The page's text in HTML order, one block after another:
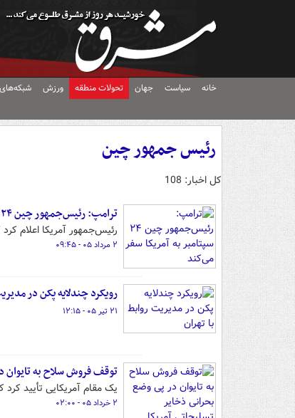
خانه سیاست جهان تحولات منطقه ورزش
رئیس جمهور چین
کل اخبار: 108
ترامپ: رئیس‌جمهور چین ۲۴ سپتامبر به آمریکا سفر می‌کند
رئیس‌جمهور آمریکا اعلام کرد که همتای ‌چینی‌اش ۲۴
۲ مرداد ۰۵ - ۰۹:۴۵
رویکرد چندلایه پکن در
۲۱ تیر ۰۵ - ۱۲:۱۵
توقف فروش سلاح به تایوان
یک مقام آمریکایی تأیید کرد که واشنگتن
۲ خرداد ۰۵ - ۰۲:۰۰